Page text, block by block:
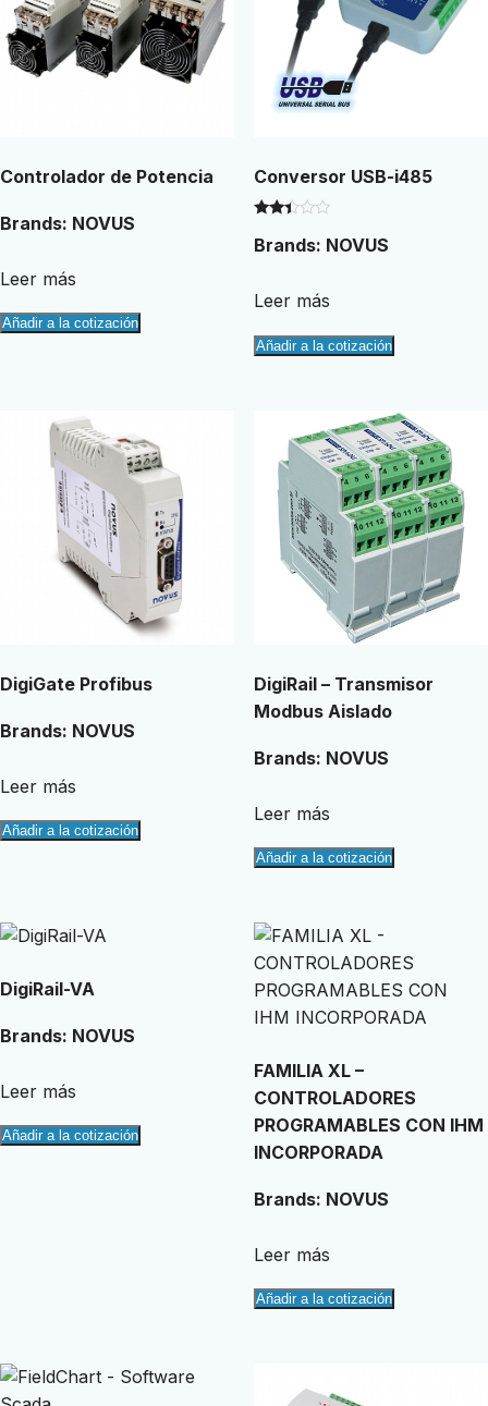
Controlador de Potencia
Brands: NOVUS
Leer más
Añadir a la cotización
Conversor USB-i485
con
2.29
Brands: NOVUS
Leer más
Añadir a la cotización
DigiGate Profibus
Brands: NOVUS
Leer más
Añadir a la cotización
DigiRail – Transmisor
Modbus Aislado
Brands: NOVUS
Leer más
Añadir a la cotización
DigiRail-VA
Brands: NOVUS
Leer más
Añadir a la cotización
FAMILIA XL –
CONTROLADORES
PROGRAMABLES CON IHM
INCORPORADA
Brands: NOVUS
Leer más
Añadir a la cotización